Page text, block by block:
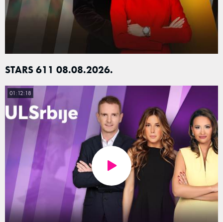
STARS 611 08.08.2026.
01:12:18